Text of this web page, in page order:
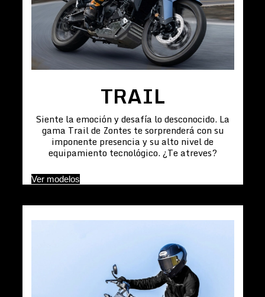
TRAIL
Siente la emoción y desafía lo desconocido. La
gama Trail de Zontes te sorprenderá con su
imponente presencia y su alto nivel de
equipamiento tecnológico. ¿Te atreves?
Ver modelos